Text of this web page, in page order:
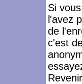
Si
l'avez
de
c'est